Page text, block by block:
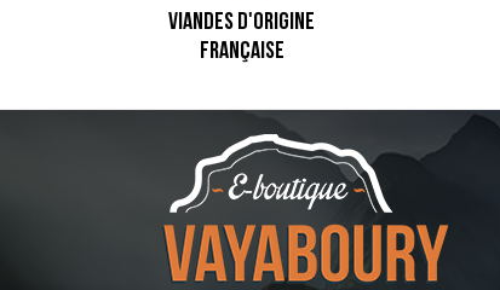
VIANDES D'ORIGINE
FRANÇAISE